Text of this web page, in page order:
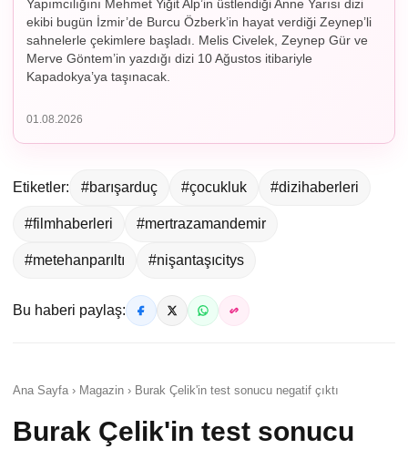
Yapımcılığını Mehmet Yiğit Alp’in üstlendiği Anne Yarısı dizi
ekibi bugün İzmir’de Burcu Özberk’in hayat verdiği Zeynep’li
sahnelerle çekimlere başladı. Melis Civelek, Zeynep Gür ve
Merve Göntem’in yazdığı dizi 10 Ağustos itibariyle
Kapadokya’ya taşınacak.
01.08.2026
Etiketler: #barışarduç #çocukluk #dizihaberleri
#filmhaberleri #mertrazamandemir
#metehanparıltı #nişantaşıcitys
Bu haberi paylaş:
Ana Sayfa › Magazin › Burak Çelik'in test sonucu negatif çıktı
Burak Çelik'in test sonucu